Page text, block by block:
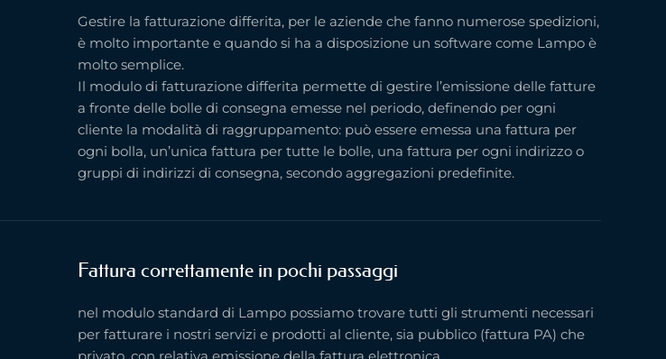
Gestire la fatturazione differita, per le aziende che fanno numerose spedizioni,
è molto importante e quando si ha a disposizione un software come Lampo è
molto semplice.
Il modulo di fatturazione differita permette di gestire l’emissione delle fatture
a fronte delle bolle di consegna emesse nel periodo, definendo per ogni
cliente la modalità di raggruppamento: può essere emessa una fattura per
ogni bolla, un’unica fattura per tutte le bolle, una fattura per ogni indirizzo o
gruppi di indirizzi di consegna, secondo aggregazioni predefinite.
Fattura correttamente in pochi passaggi
nel modulo standard di Lampo possiamo trovare tutti gli strumenti necessari
per fatturare i nostri servizi e prodotti al cliente, sia pubblico (fattura PA) che